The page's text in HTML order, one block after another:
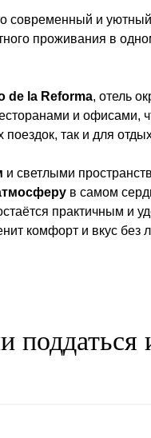
современный и уютный
проживания в
de la Reforma, отель
и офисами,
так и для
и светлыми
в самом
практичным и
комфорт и вкус без